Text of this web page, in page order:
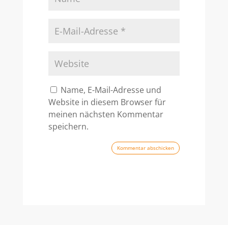
Name, E-Mail-Adresse und
Website in diesem Browser für
meinen nächsten Kommentar
speichern.
Kommentar abschicken